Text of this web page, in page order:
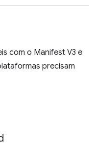
com o Manifest V3 e
precisam